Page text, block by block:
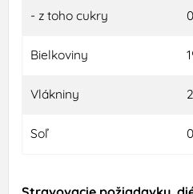
- z toho cukry
Bielkoviny
Vlákniny
Soľ